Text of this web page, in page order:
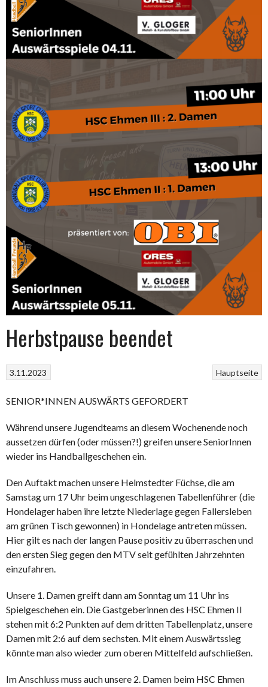
Herbstpause beendet
Hauptseite
3.11.2023
SENIOR*INNEN AUSWÄRTS GEFORDERT
Während unsere Jugendteams an diesem Wochenende noch
aussetzen dürfen (oder müssen?!) greifen unsere SeniorInnen
wieder ins Handballgeschehen ein.
Den Auftakt machen unsere Helmstedter Füchse, die am
Samstag um 17 Uhr beim ungeschlagenen Tabellenführer (die
Hondelager haben ihre letzte Niederlage gegen Fallersleben
am grünen Tisch gewonnen) in Hondelage antreten müssen.
Hier gilt es nach der langen Pause positiv zu überraschen und
den ersten Sieg gegen den MTV seit gefühlten Jahrzehnten
einzufahren.
Unsere 1. Damen greift dann am Sonntag um 11 Uhr ins
Spielgeschehen ein. Die Gastgeberinnen des HSC Ehmen II
stehen mit 6:2 Punkten auf dem dritten Tabellenplatz, unsere
Damen mit 2:6 auf dem sechsten. Mit einem Auswärtssieg
könnte man also wieder zum oberen Mittelfeld aufschließen.
Im Anschluss muss auch unsere 2. Damen beim HSC Ehmen